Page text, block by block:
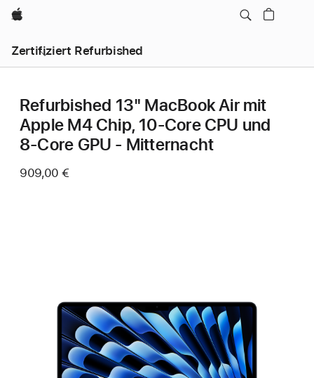
Apple
Zertifiziert Refurbished
Refurbished 13" MacBook Air mit
Apple M4 Chip, 10‑Core CPU und
8‑Core GPU - Mitternacht
909,00 €